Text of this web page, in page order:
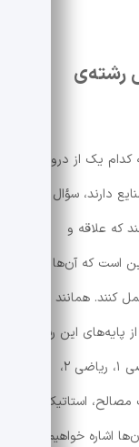
رشته‌ی
کدام یک از دروس
دارند، سؤال
که علاقه و
است که آن‌ها
کنند. همانند
این رشته
هستند و به صورت تخصصی‌تر در دروس ریاضی ۱، ریاضی ۲،
۱، فیزیک ۲، مقاومت مصالح، استاتیک و
اشاره خواهیم